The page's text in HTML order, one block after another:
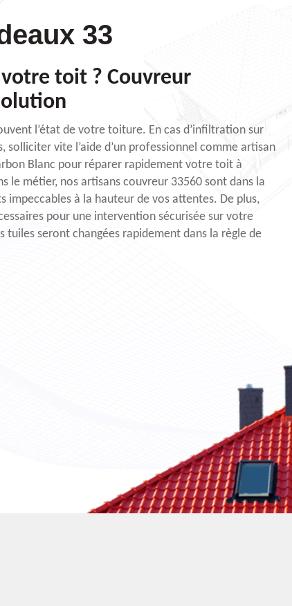
33
toit ? Couvreur
l’état de votre toiture. En cas d’infiltration sur
solliciter vite l’aide d’un professionnel comme artisan
Blanc pour réparer rapidement votre toit à
le métier, nos artisans couvreur 33560 sont dans la
impeccables à la hauteur de vos attentes. De plus,
pour une intervention sécurisée sur votre
tuiles seront changées rapidement dans la règle de